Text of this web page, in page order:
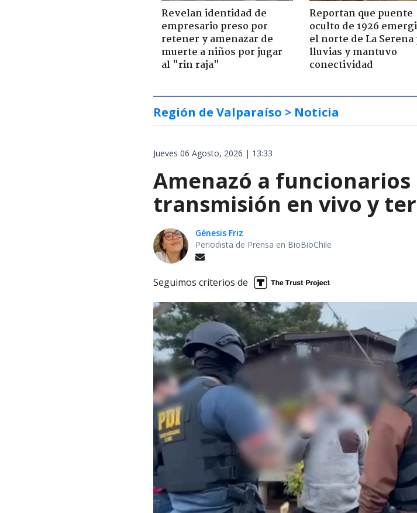
Revelan identidad de
empresario preso por
retener y amenazar de
muerte a niños por jugar
al "rin raja"
Reportan que puente
oculto de 1926
el norte de La Serena
lluvias y mantuvo
conectividad
Región de Valparaíso > Noticia
Jueves 06 Agosto, 2026 | 13:33
Amenazó a funcionarios
transmisión en vivo y
Génesis Friz
Periodista de Prensa en BioBioChile
Seguimos criterios de